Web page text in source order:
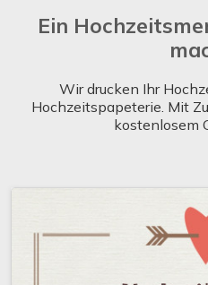
Ein
Wir drucken Ihr
Hochzeitspapeterie. Mit
kostenlosem